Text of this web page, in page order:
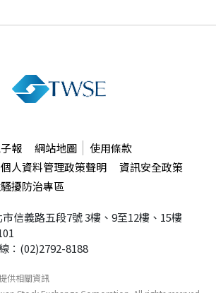
報 網站地圖
使用條款
個人資料管理政策聲明
資訊安全政策
擾防治專區
信義路五段7號3樓、9至12樓、15樓
：(02)2792-8188
供相關資訊